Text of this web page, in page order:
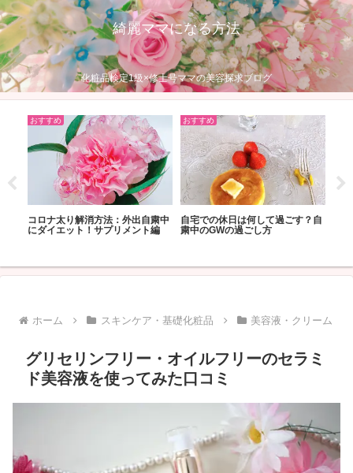
綺麗ママになる方法
化粧品検定1級×修士号ママの美容探求ブログ
おすすめ
コロナ太り解消方法：外出自粛中
にダイエット！サプリメント編
おすすめ
自宅での休日は何して過ごす？自
粛中のGWの過ごし方
ホーム スキンケア・基礎化粧品 美容液・クリーム
グリセリンフリー・オイルフリーのセラミ
ド美容液を使ってみた口コミ